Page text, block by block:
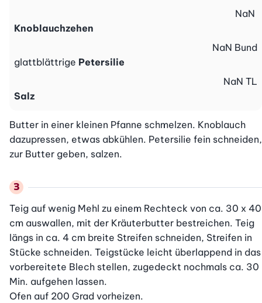
Knoblauchzehen
NaN
glattblättrige Petersilie
NaN Bund
Salz
NaN TL
Butter in einer kleinen Pfanne schmelzen. Knoblauch
dazupressen, etwas abkühlen. Petersilie fein schneiden,
zur Butter geben, salzen.
Teig auf wenig Mehl zu einem Rechteck von ca. 30 x 40
cm auswallen, mit der Kräuterbutter bestreichen. Teig
längs in ca. 4 cm breite Streifen schneiden, Streifen in
Stücke schneiden. Teigstücke leicht überlappend in das
vorbereitete Blech stellen, zugedeckt nochmals ca. 30
Min. aufgehen lassen.
Ofen auf 200 Grad vorheizen.